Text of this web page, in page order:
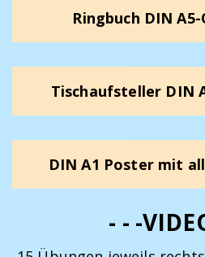
Ringbuch DIN
Tischaufsteller DIN
DIN A1 Poster mit
- - -